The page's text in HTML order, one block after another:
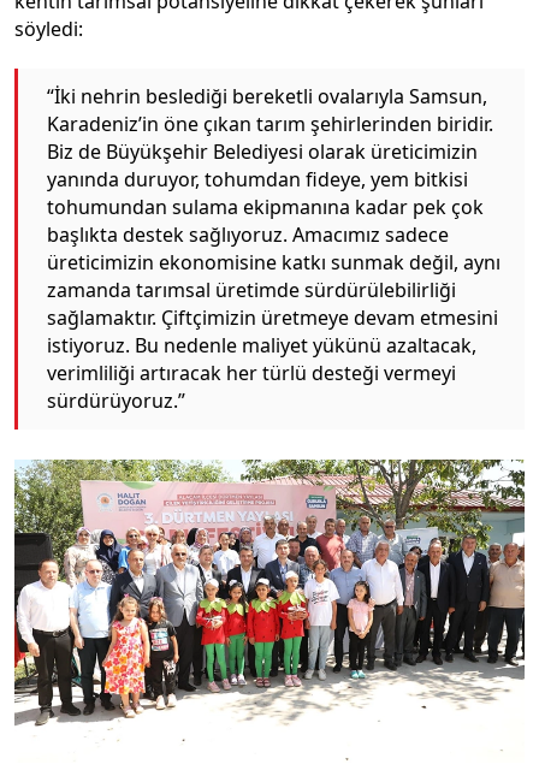
söyledi:
“İki nehrin beslediği bereketli ovalarıyla Samsun,
Karadeniz’in öne çıkan tarım şehirlerinden biridir.
Biz de Büyükşehir Belediyesi olarak üreticimizin
yanında duruyor, tohumdan fideye, yem bitkisi
tohumundan sulama ekipmanına kadar pek çok
başlıkta destek sağlıyoruz. Amacımız sadece
üreticimizin ekonomisine katkı sunmak değil, aynı
zamanda tarımsal üretimde sürdürülebilirliği
sağlamaktır. Çiftçimizin üretmeye devam etmesini
istiyoruz. Bu nedenle maliyet yükünü azaltacak,
verimliliği artıracak her türlü desteği vermeyi
sürdürüyoruz.”